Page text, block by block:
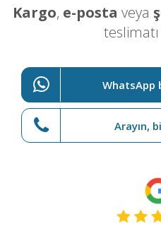
Kargo, e-posta veya
WhatsApp
Arayın,